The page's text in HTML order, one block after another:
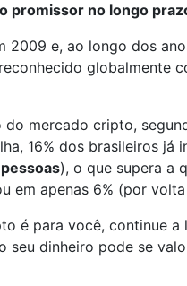
promissor no longo
2009 e, ao longo dos
globalmente
mercado cripto,
16% dos brasileiros já
), o que supera a
em apenas 6% (por
é para você, continue
seu dinheiro pode se